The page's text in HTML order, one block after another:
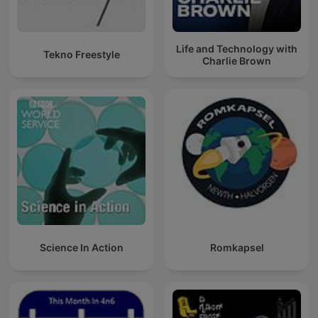
Tekno Freestyle
Life and Technology with
Charlie Brown
Science In Action Romkapsel